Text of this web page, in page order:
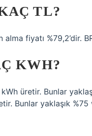
TL?
alma fiyatı %79,2’dir.
KWH?
üretir. Bunlar
Bunlar yaklaşık %75